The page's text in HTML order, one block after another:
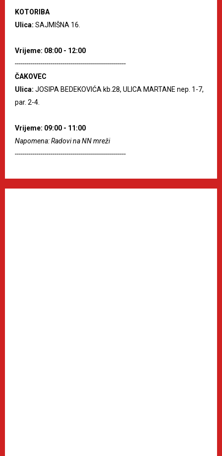
KOTORIBA
Ulica: SAJMIŠNA 16.
Vrijeme: 08:00 - 12:00
--------------------------------------------------------
ČAKOVEC
Ulica: JOSIPA BEDEKOVIĆA kb.28, ULICA MARTANE nep. 1-7,
par. 2-4.
Vrijeme: 09:00 - 11:00
Napomena: Radovi na NN mreži
--------------------------------------------------------